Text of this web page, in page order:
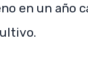
en un año